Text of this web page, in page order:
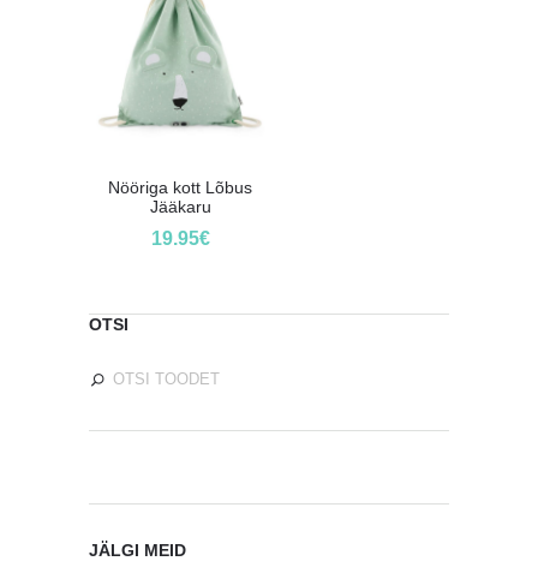
Nööriga kott Lõbus
Jääkaru
19.95€
OTSI
JÄLGI MEID